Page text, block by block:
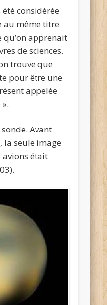
considérée
au même titre
qu’on apprenait
de sciences.
trouve que
pour être une
appelée
Avant
la seule image
était